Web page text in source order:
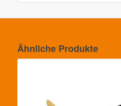
Ähnliche Produkte